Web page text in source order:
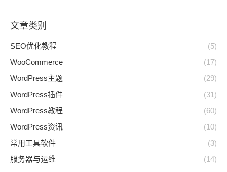
文章类别
SEO优化教程
(5)
WooCommerce
(17)
WordPress主题
(29)
WordPress插件
(31)
WordPress教程
(60)
WordPress资讯
(10)
常用工具软件
(3)
服务器与运维
(14)